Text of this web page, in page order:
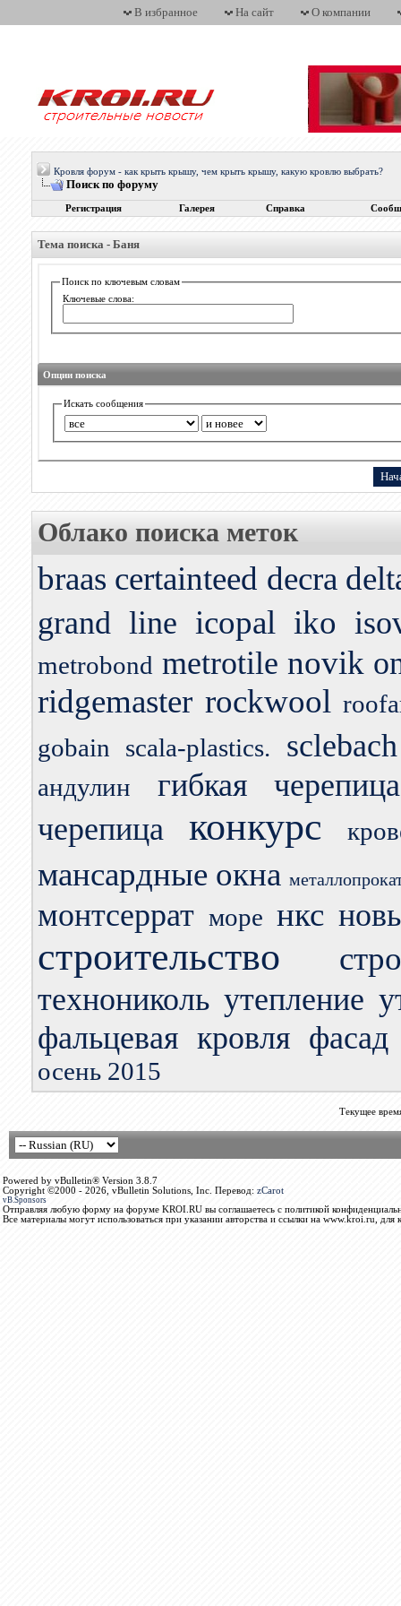
В избранное На сайт О компании
Кровля форум - как крыть крышу, чем крыть крышу, какую кровлю выбрать?
Поиск по форуму
Регистрация Галерея Справка
Тема поиска - Баня
Поиск по ключевым словам
Ключевые слова:
Опции поиска
Искать сообщения
Облако поиска меток
braas certainteed decra
grand line icopal iko
metrobond metrotile novik
ridgemaster rockwool
gobain
scala-plastics. sclebach
андулин
гибкая черепица
черепица
конкурс
мансардные окна
монтсеррат море нкс
строительство
технониколь утепление
фальцевая кровля фасад
осень 2015
Текущее
Powered by vBulletin® Version 3.8.7
Copyright ©2000 - 2026, vBulletin Solutions, Inc. Перевод: zCarot
vB.Sponsors
Отправляя любую форму на форуме KROI.RU вы соглашаетесь с политикой
Все материалы могут использоваться при указании авторства и ссылки на www.kroi.ru, для